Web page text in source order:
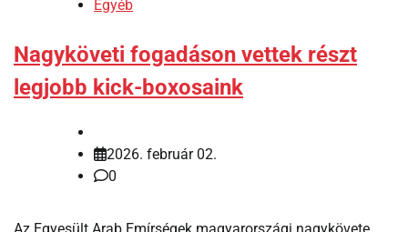
Egyéb
Nagyköveti fogadáson vettek részt
legjobb kick-boxosaink
2026. február 02.
0